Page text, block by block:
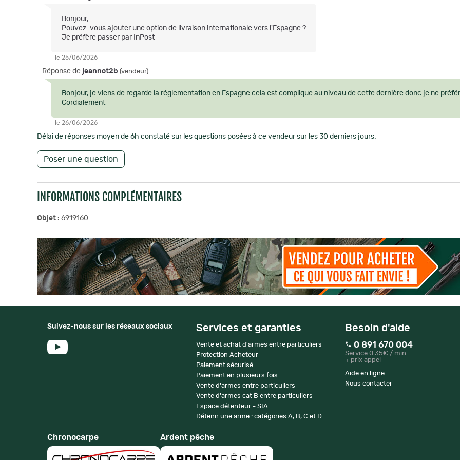
Bonjour,
Pouvez-vous ajouter une option de livraison internationale vers l'Espagne ?
Je préfère passer par InPost
le 25/06/2026
Réponse de jeannot2b (vendeur)
Bonjour, je viens de regarde la réglementation en Espagne cela est complique au niveau de cette dernière donc je ne
Cordialement
le 26/06/2026
Délai de réponses moyen de 6h constaté sur les questions posées à ce vendeur sur les 30 derniers jours.
Poser une question
INFORMATIONS COMPLÉMENTAIRES
Objet : 6919160
Suivez-nous sur les réseaux sociaux Services et garanties
Vente et achat d'armes entre particuliers
Protection Acheteur
Paiement sécurisé
Paiement en plusieurs fois
Vente d'armes entre particuliers
Vente d'armes cat B entre particuliers
Espace détenteur - SIA
Détenir une arme : catégories A, B, C et D
Besoin d'aide
0 891 670 004
Service 0.35€ / min
+ prix appel
Aide en ligne
Nous contacter
Chronocarpe Ardent pêche